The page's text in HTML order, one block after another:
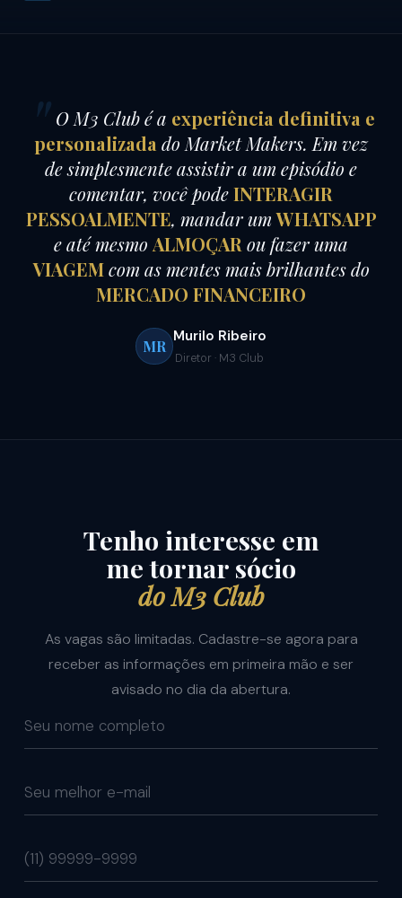
O M3 Club é a experiência definitiva e
personalizada do Market Makers. Em vez
de simplesmente assistir a um episódio e
comentar, você podeINTERAGIR
PESSOALMENTE, mandar umWHATSAPP
e até mesmo ALMOÇAR ou fazer uma
VIAGEMcom as mentes mais brilhantes do
MERCADO FINANCEIRO
MR
Murilo Ribeiro
Diretor · M3 Club
Tenho interesse em
me tornar sócio
do M3 Club
As vagas são limitadas. Cadastre-se agora para
receber as informações em primeira mão e ser
avisado no dia da abertura.